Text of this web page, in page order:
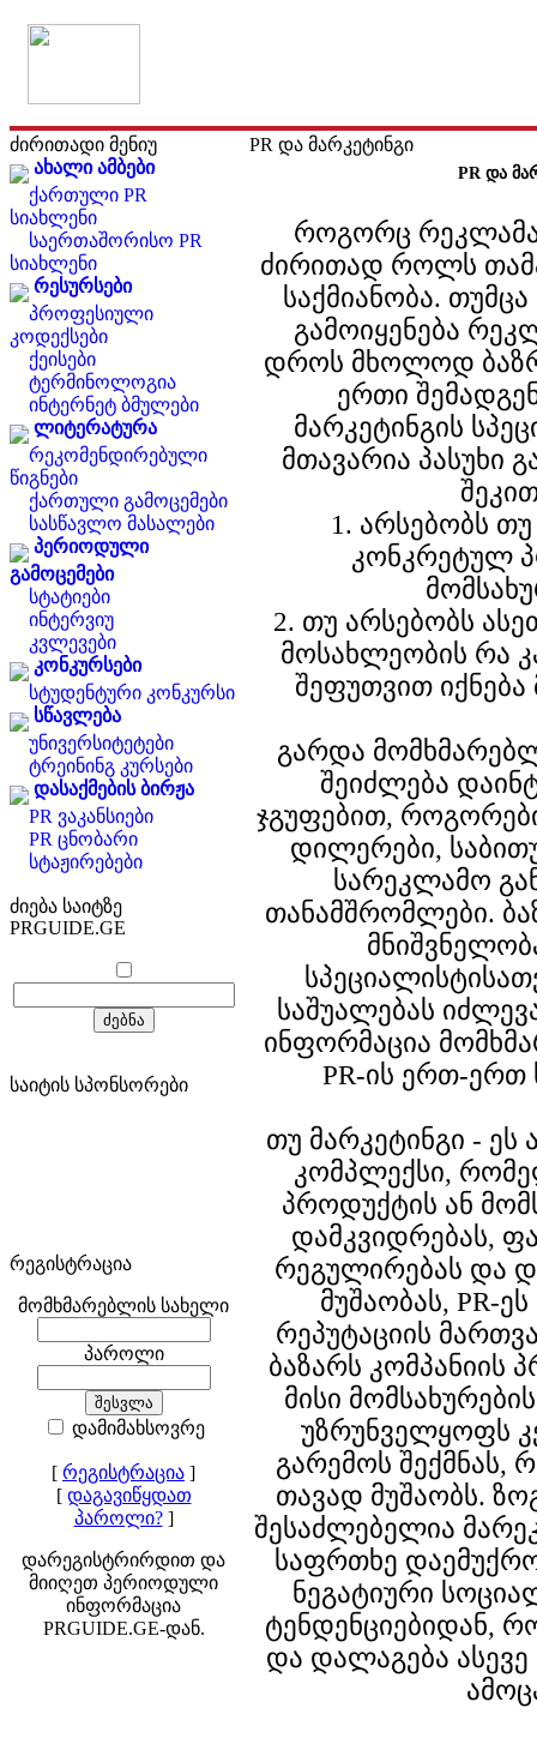
ძირითადი მენიუ
ახალი ამბები
ქართული PR
სიახლენი
საერთაშორისო PR
სიახლენი
რესურსები
პროფესიული
კოდექსები
ქეისები
ტერმინოლოგია
ინტერნეტ ბმულები
ლიტერატურა
რეკომენდირებული
წიგნები
ქართული გამოცემები
სასწავლო მასალები
პერიოდული
გამოცემები
სტატიები
ინტერვიუ
კვლევები
კონკურსები
სტუდენტური კონკურსი
სწავლება
უნივერსიტეტები
ტრეინინგ კურსები
დასაქმების ბირჟა
PR ვაკანსიები
PR ცნობარი
სტაჟირებები
ძიება საიტზე
PRGUIDE.GE
საიტის სპონსორები
რეგისტრაცია
მომხმარებლის სახელი
პაროლი
დამიმახსოვრე
[ რეგისტრაცია ]
[ დაგავიწყდათ
პაროლი?]
დარეგისტრირდით და
მიიღეთ პერიოდული
ინფორმაცია
PRGUIDE.GE-დან.
PR და მარკეტინგი
PR და
როგორც
ძირითად როლს
საქმიანობა.
გამოიყენება
დროს მხოლოდ
ერთი
მარკეტინგის
მთავარია პასუხი
1. არსებობს
კონკრეტულ
2. თუ არსებობს
მოსახლეობის რა
შეფუთვით
გარდა
შეიძლება
ჯგუფებით,
დილერები,
სარეკლამო
თანამშრომლები.
საშუალებას
ინფორმაცია
PR-ის ერთ-ერთ
თუ მარკეტინგი - ეს
კომპლექსი,
პროდუქტის ან
დამკვიდრებას,
რეგულირებას და
მუშაობას, PR-
რეპუტაციის
ბაზარს კომპანიის
მისი
უზრუნველყოფს
გარემოს შექმნას,
თავად მუშაობს.
შესაძლებელია
საფრთხე
ნეგატიური
ტენდენციებიდან,
და დალაგება ასევე